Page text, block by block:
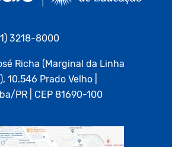
3218-8000
Richa (Marginal da Linha
10.546 Prado Velho |
PR | CEP 81690-100